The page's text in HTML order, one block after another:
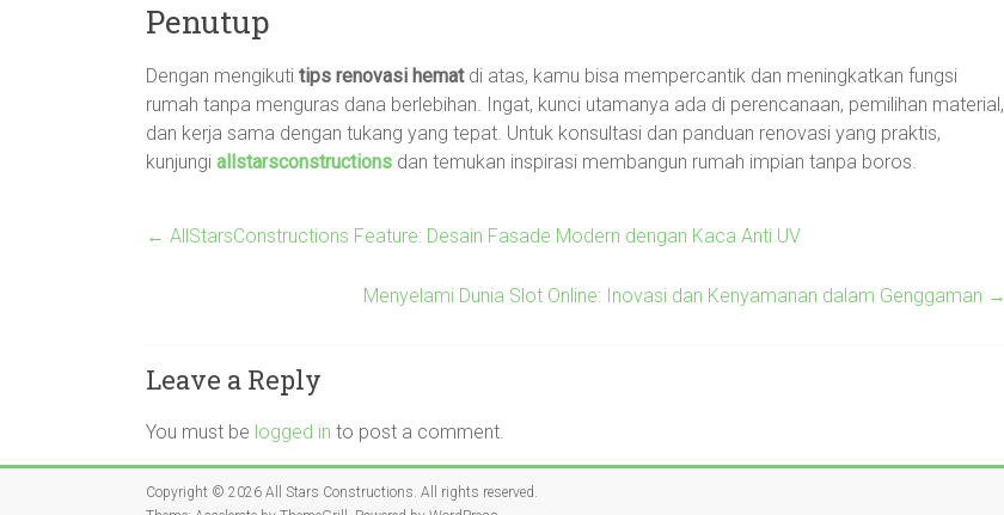
Penutup
Dengan mengikuti tips renovasi hematdi atas, kamu bisa mempercantik dan meningkatkan fungsi
rumah tanpa menguras dana berlebihan. Ingat, kunci utamanya ada di perencanaan, pemilihan material,
dan kerja sama dengan tukang yang tepat. Untuk konsultasi dan panduan renovasi yang praktis,
kunjungi allstarsconstructions dan temukan inspirasi membangun rumah impian tanpa boros.
← AllStarsConstructions Feature: Desain Fasade Modern dengan Kaca Anti UV
Menyelami Dunia Slot Online: Inovasi dan Kenyamanan dalam Genggaman →
Leave a Reply
You must be logged in to post a comment.
Copyright © 2026 All Stars Constructions. All rights reserved.